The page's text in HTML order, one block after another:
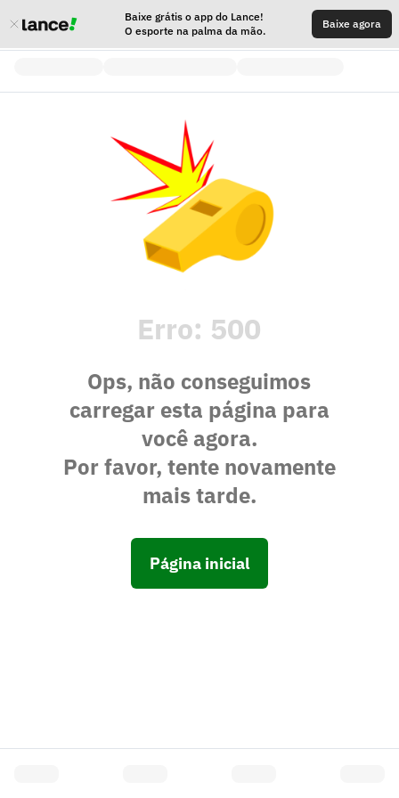
Baixe grátis o app do Lance!
O esporte na palma da mão.
Baixe agora
Erro: 500
Ops, não conseguimos
carregar esta página para
você agora.
Por favor, tente novamente
mais tarde.
Página inicial